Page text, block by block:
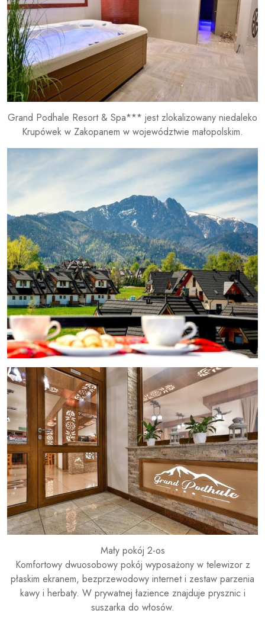
Grand Podhale Resort & Spa*** jest zlokalizowany niedaleko
Krupówek w Zakopanem w województwie małopolskim.
Mały pokój 2-os
Komfortowy dwuosobowy pokój wyposażony w telewizor z
płaskim ekranem, bezprzewodowy internet i zestaw parzenia
kawy i herbaty. W prywatnej łazience znajduje prysznic i
suszarka do włosów.